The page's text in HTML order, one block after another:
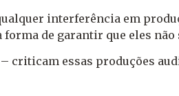
interferência em
forma de garantir que eles
criticam essas produções